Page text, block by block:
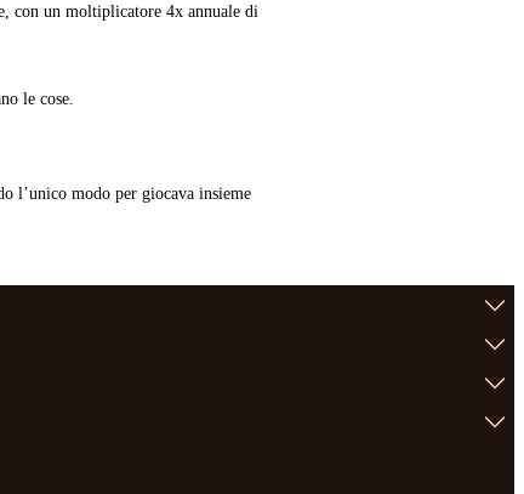
con un moltiplicatore 4x annuale di
le cose.
l’unico modo per giocava insieme